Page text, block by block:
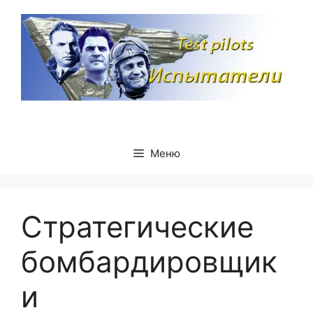
содержимому
Меню
Стратегические
бомбардировщик
и